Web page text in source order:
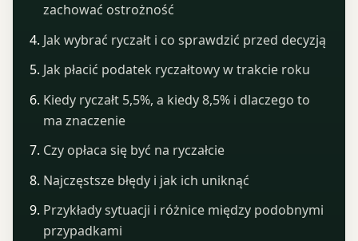
zachować ostrożność
Jak wybrać ryczałt i co sprawdzić przed decyzją
Jak płacić podatek ryczałtowy w trakcie roku
Kiedy ryczałt 5,5%, a kiedy 8,5% i dlaczego to
ma znaczenie
Czy opłaca się być na ryczałcie
Najczęstsze błędy i jak ich uniknąć
Przykłady sytuacji i różnice między podobnymi
przypadkami